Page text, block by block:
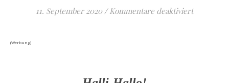
11. September 2020 / Kommentare deaktiviertfür
(Werbung)